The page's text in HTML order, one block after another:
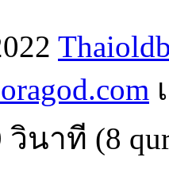
วินาที (8